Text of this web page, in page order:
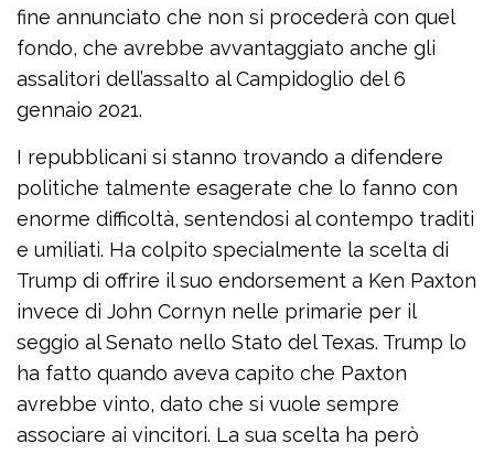
fine annunciato che non si procederà con quel
fondo, che avrebbe avvantaggiato anche gli
assalitori dell’assalto al Campidoglio del 6
gennaio 2021.
I repubblicani si stanno trovando a difendere
politiche talmente esagerate che lo fanno con
enorme difficoltà, sentendosi al contempo traditi
e umiliati. Ha colpito specialmente la scelta di
Trump di offrire il suo endorsement a Ken Paxton
invece di John Cornyn nelle primarie per il
seggio al Senato nello Stato del Texas. Trump lo
ha fatto quando aveva capito che Paxton
avrebbe vinto, dato che si vuole sempre
associare ai vincitori. La sua scelta ha però